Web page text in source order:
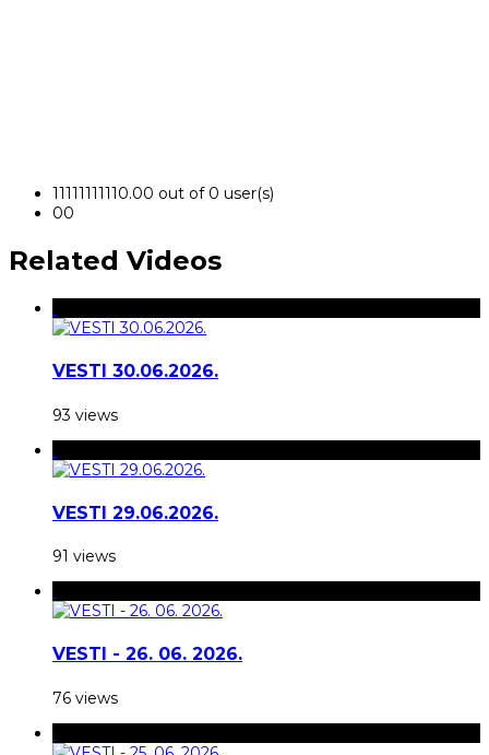
11111111110.00 out of 0 user(s)
00
Related Videos
VESTI 30.06.2026.
93 views
VESTI 29.06.2026.
91 views
VESTI - 26. 06. 2026.
76 views